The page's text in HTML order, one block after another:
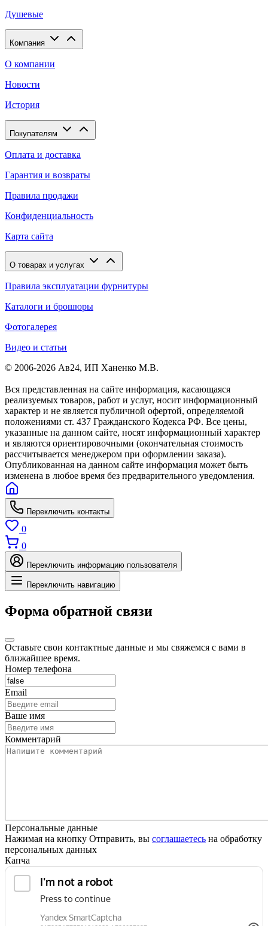
Душевые
Компания
О компании
Новости
История
Покупателям
Оплата и доставка
Гарантия и возвраты
Правила продажи
Конфиденциальность
Карта сайта
О товарах и услугах
Правила эксплуатации фурнитуры
Каталоги и брошюры
Фотогалерея
Видео и статьи
© 2006-2026 Ав24, ИП Ханенко М.В.
Вся представленная на сайте информация, касающаяся
реализуемых товаров, работ и услуг, носит информационный
характер и не является публичной офертой, определяемой
положениями ст. 437 Гражданского Кодекса РФ. Все цены,
указанные на данном сайте, носят информационный характер
и являются ориентировочными (окончательная стоимость
рассчитывается менеджером при оформлении заказа).
Опубликованная на данном сайте информация может быть
изменена в любое время без предварительного уведомления.
Переключить контакты
0
0
Переключить информацию пользователя
Переключить навигацию
Форма обратной связи
Оставьте свои контактные данные и мы свяжемся с вами в
ближайшее время.
Номер телефона
Email
Ваше имя
Комментарий
Персональные данные
Нажимая на кнопку Отправить, вы соглашаетесь на обработку
персональных данных
Капча